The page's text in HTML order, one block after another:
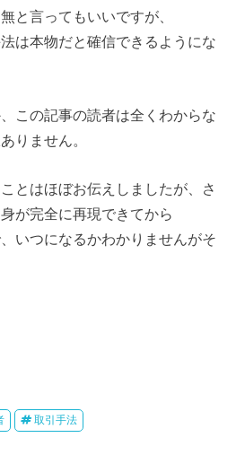
と言ってもいいですが、
は本物だと確信できるようにな
この記事の読者は全くわからな
りません。
とはほぼお伝えしましたが、さ
が完全に再現できてから
いつになるかわかりませんがそ
取引手法